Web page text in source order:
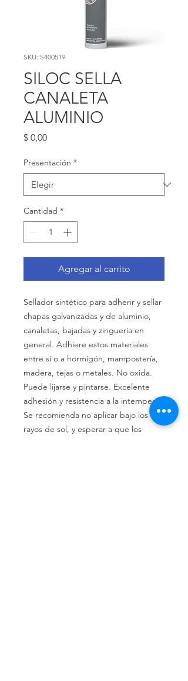
SKU: S400519
SILOC SELLA
CANALETA
ALUMINIO
$ 0,00Precio
Presentación *
Cantidad *
Agregar al carrito
Sellador sintético para adherir y sellar
chapas galvanizadas y de aluminio,
canaletas, bajadas y zinguería en
general. Adhiere estos materiales
entre sí o a hormigón, mampostería,
madera, tejas o metales. No oxida.
Puede lijarse y pintarse. Excelente
adhesión y resistencia a la intemperie.
Se recomienda no aplicar bajo los
rayos de sol, y esperar a que los